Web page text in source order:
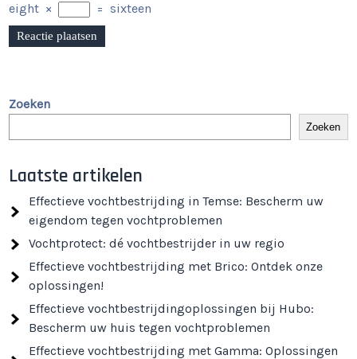
eight × = sixteen
Zoeken
Zoeken
Laatste artikelen
Effectieve vochtbestrijding in Temse: Bescherm uw
eigendom tegen vochtproblemen
Vochtprotect: dé vochtbestrijder in uw regio
Effectieve vochtbestrijding met Brico: Ontdek onze
oplossingen!
Effectieve vochtbestrijdingoplossingen bij Hubo:
Bescherm uw huis tegen vochtproblemen
Effectieve vochtbestrijding met Gamma: Oplossingen